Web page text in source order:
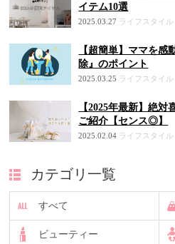
イテム10選
2025.03.27 ライフスタイル
【超簡単】ママを感
除』のポイント
2025.03.25 ライフスタイル
【2025年最新】絶
ご紹介【センス◎】
2025.02.04 ライフスタイル
カテゴリ一覧
すべて
ビューティー